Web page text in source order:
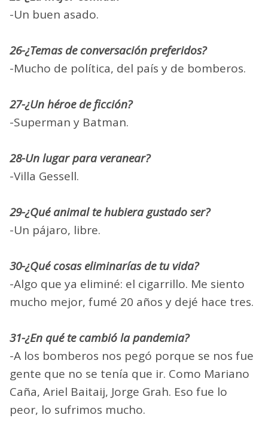
-Un buen asado.
26-¿Temas de conversación preferidos?
-Mucho de política, del país y de bomberos.
27-¿Un héroe de ficción?
-Superman y Batman.
28-Un lugar para veranear?
-Villa Gessell.
29-¿Qué animal te hubiera gustado ser?
-Un pájaro, libre.
30-¿Qué cosas eliminarías de tu vida?
-Algo que ya eliminé: el cigarrillo. Me siento
mucho mejor, fumé 20 años y dejé hace tres.
31-¿En qué te cambió la pandemia?
-A los bomberos nos pegó porque se nos fue
gente que no se tenía que ir. Como Mariano
Caña, Ariel Baitaij, Jorge Grah. Eso fue lo
peor, lo sufrimos mucho.